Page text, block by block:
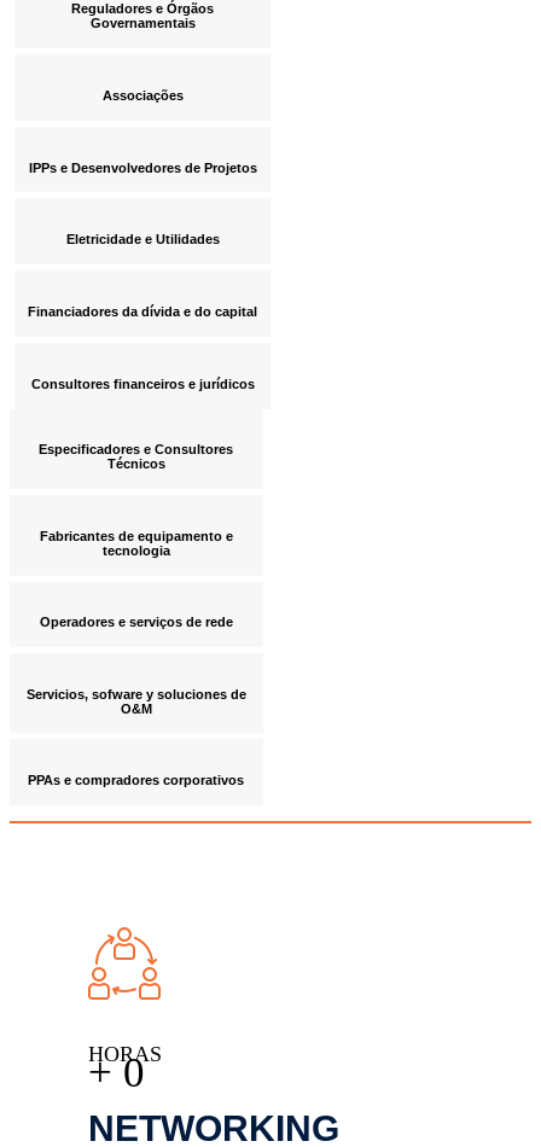
Reguladores e Órgãos
Governamentais
Associações
IPPs e Desenvolvedores de Projetos
Eletricidade e Utilidades
Financiadores da dívida e do capital
Consultores financeiros e jurídicos
Especificadores e Consultores
Técnicos
Fabricantes de equipamento e
tecnologia
Operadores e serviços de rede
Servicios, sofware y soluciones de
O&M​
PPAs e compradores corporativos
HORAS
+ 0
NETWORKING​